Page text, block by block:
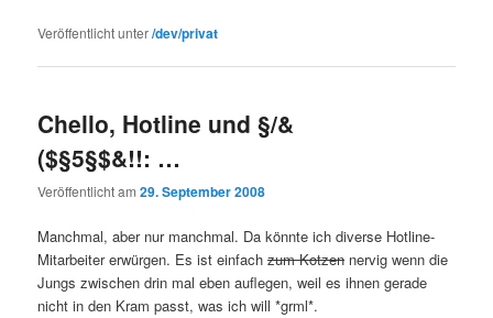
Veröffentlicht unter/dev/privat
Chello, Hotline und §/&
($§5§$&!!: …
Veröffentlicht am29. September 2008
Manchmal, aber nur manchmal. Da könnte ich diverse Hotline-
Mitarbeiter erwürgen. Es ist einfachzum Kotzen nervig wenn die
Jungs zwischen drin mal eben auflegen, weil es ihnen gerade
nicht in den Kram passt, was ich will *grml*.